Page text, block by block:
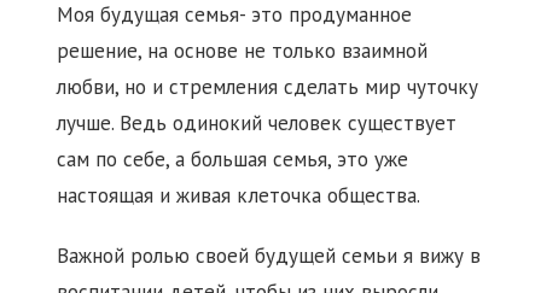
Моя будущая семья- это продуманное
решение, на основе не только взаимной
любви, но и стремления сделать мир чуточку
лучше. Ведь одинокий человек существует
сам по себе, а большая семья, это уже
настоящая и живая клеточка общества.
Важной ролью своей будущей семьи я вижу в